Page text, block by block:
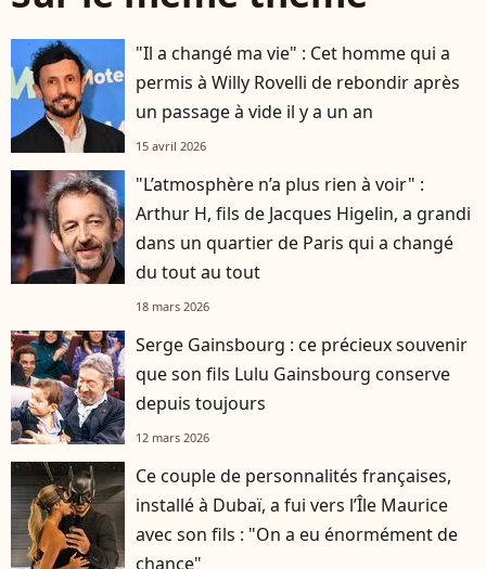
"Il a changé ma vie" : Cet homme qui a
permis à Willy Rovelli de rebondir après
un passage à vide il y a un an
15 avril 2026
"L’atmosphère n’a plus rien à voir" :
Arthur H, fils de Jacques Higelin, a grandi
dans un quartier de Paris qui a changé
du tout au tout
18 mars 2026
Serge Gainsbourg : ce précieux souvenir
que son fils Lulu Gainsbourg conserve
depuis toujours
12 mars 2026
Ce couple de personnalités françaises,
installé à Dubaï, a fui vers l’Île Maurice
avec son fils : "On a eu énormément de
chance"